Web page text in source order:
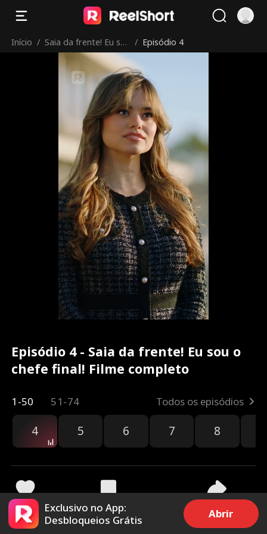
Início / Saia da frente! Eu so
u o chefe final!
/ Episódio 4
Episódio 4 - Saia da frente! Eu sou o
chefe final! Filme completo
1-50 51-74 Todos os episódios
4 5 6 7 8
60k 1.5M Compartilhar
Exclusivo no App:
Desbloqueios Grátis
Abrir